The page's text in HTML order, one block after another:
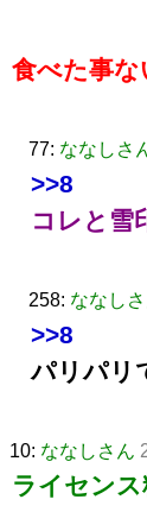
食べた事な
77: ななしさ
>>8
コレと雪
258: ななし
>>8
パリパリ
10: ななしさん
ライセン